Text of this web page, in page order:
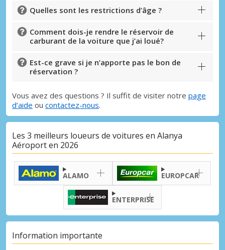
Quelles sont les restrictions d’âge ?
Comment dois-je rendre le réservoir de
carburant de la voiture que j’ai loué?
Est-ce grave si je n’apporte pas le bon de
réservation ?
Vous avez des questions ? Il suffit de visiter notre page
d’aide ou contactez-nous.
Les 3 meilleurs loueurs de voitures en Alanya
Aéroport en 2026
ALAMO EUROPCAR
ENTERPRISE
Information importante